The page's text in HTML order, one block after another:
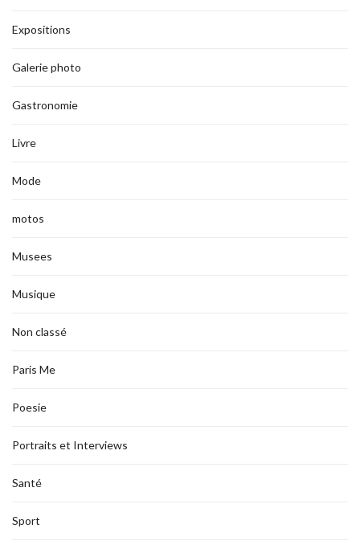
Expositions
Galerie photo
Gastronomie
Livre
Mode
motos
Musees
Musique
Non classé
Paris Me
Poesie
Portraits et Interviews
Santé
Sport